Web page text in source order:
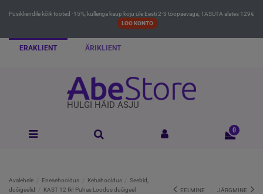
Püsikliendile kõik tooted -15%, kulleriga kaup koju üle Eesti 2-3 tööpäevaga, TASUTA alates 129€
LOO KONTO
ERAKLIENT ÄRIKLIENT
HULGI HÄID ASJU
0
Avalehele Enesehooldus Kehahooldus
Seebid,
dušigeelid
KAST 12 tk! Puhas Loodus dušigeel
EELMINE JÄRGMINE